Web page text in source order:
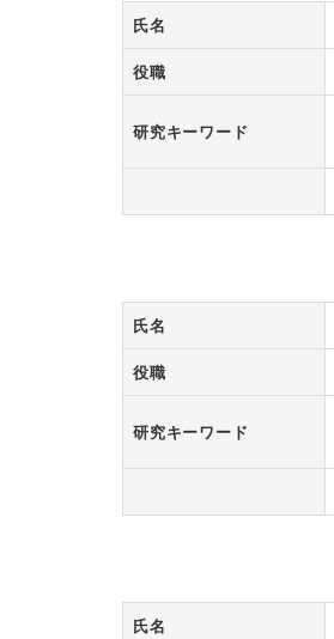
氏名
役職
研究キーワード
氏名
役職
研究キーワード
氏名